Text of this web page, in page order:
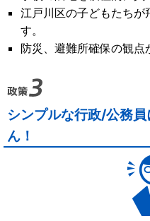
江戸川区の子どもたちが
す。
防災、避難所確保の観点
シンプルな行政/公務
ん！